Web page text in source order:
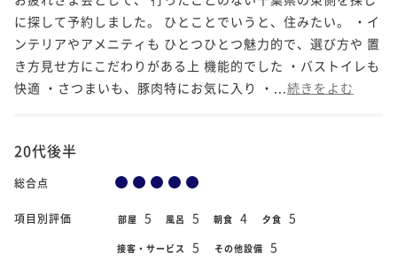
に探して予約しました。 ひとことでいうと、住みたい。 ・イ
ンテリアやアメニティも ひとつひとつ魅力的で、選び方や 置
き方見せ方にこだわりがある上 機能的でした ・バストイレも
快適 ・さつまいも、豚肉特にお気に入り ・... 続きをよむ
20代後半
総合点
項目別評価 部屋 5 風呂 5 朝食 4 夕食 5
接客・サービス 5 その他設備 5